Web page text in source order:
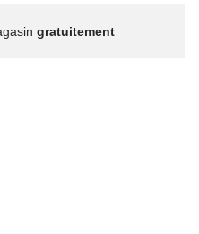
gratuitement